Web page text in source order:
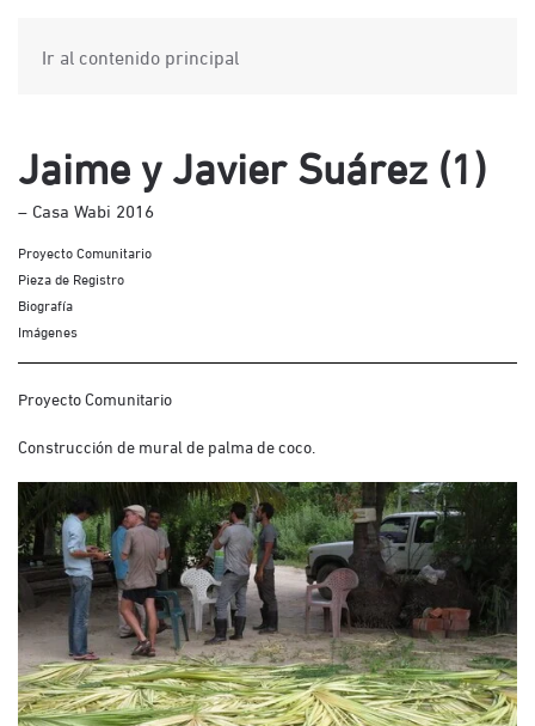
Ir al contenido principal
Jaime y Javier Suárez (1)
– Casa Wabi 2016
Proyecto Comunitario
Pieza de Registro
Biografía
Imágenes
Proyecto Comunitario
Construcción de mural de palma de coco.